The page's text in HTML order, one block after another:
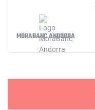
MORABANC ANDORRA